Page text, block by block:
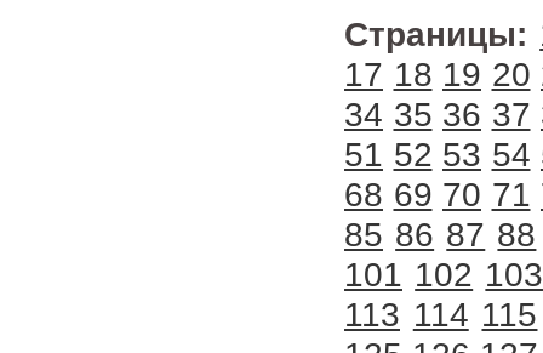
Страницы:
17 18 19 20
34 35 36 37
51 52 53 54
68 69 70 71
85 86 87 88
101 102 103
113 114 115